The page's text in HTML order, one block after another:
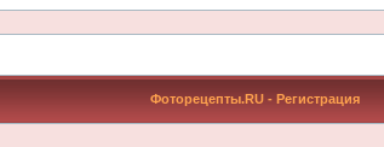
Фоторецепты.RU - Регистрация